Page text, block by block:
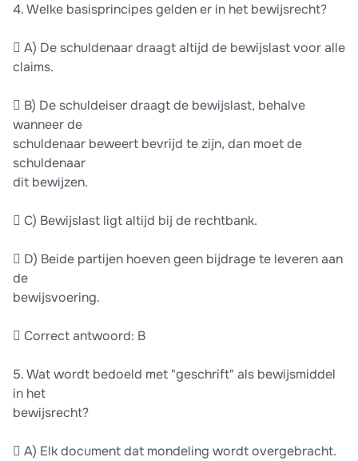
4. Welke basisprincipes gelden er in het bewijsrecht?
 A) De schuldenaar draagt altijd de bewijslast voor alle
claims.
 B) De schuldeiser draagt de bewijslast, behalve
wanneer de
schuldenaar beweert bevrijd te zijn, dan moet de
schuldenaar
dit bewijzen.
 C) Bewijslast ligt altijd bij de rechtbank.
 D) Beide partijen hoeven geen bijdrage te leveren aan
de
bewijsvoering.
 Correct antwoord: B
5. Wat wordt bedoeld met "geschrift" als bewijsmiddel
in het
bewijsrecht?
 A) Elk document dat mondeling wordt overgebracht.